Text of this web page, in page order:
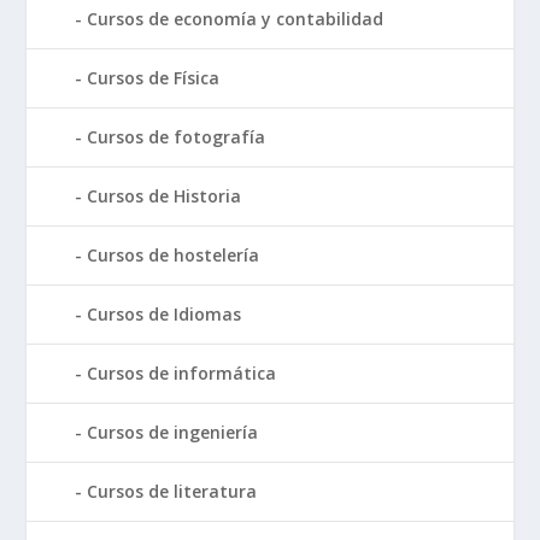
Cursos de economía y contabilidad
Cursos de Física
Cursos de fotografía
Cursos de Historia
Cursos de hostelería
Cursos de Idiomas
Cursos de informática
Cursos de ingeniería
Cursos de literatura